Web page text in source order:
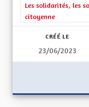
Filtrer les résultats
Les solidarités, les
citoyenne
CRÉÉ LE
23/06/2023